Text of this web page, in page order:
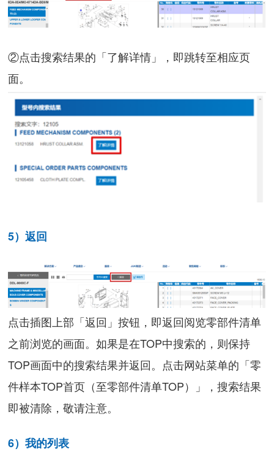
②点击搜索结果的「了解详情」，即跳转至相应页
面。
5）返回
点击插图上部「返回」按钮，即返回阅览零部件清单
之前浏览的画面。如果是在TOP中搜索的，则保持
TOP画面中的搜索结果并返回。点击网站菜单的「零
件样本TOP首页（至零部件清单TOP）」，搜索结果
即被清除，敬请注意。
6）我的列表